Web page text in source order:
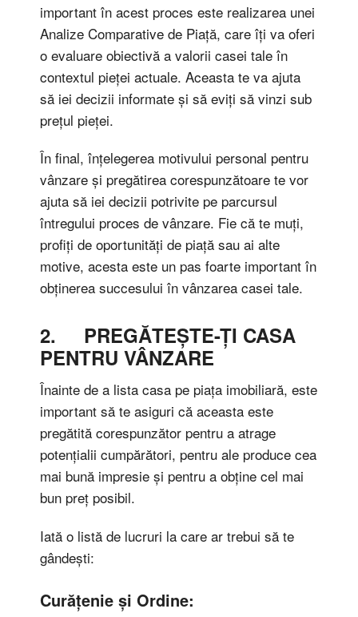
important în acest proces este realizarea unei
Analize Comparative de Piață, care îți va oferi
o evaluare obiectivă a valorii casei tale în
contextul pieței actuale. Aceasta te va ajuta
să iei decizii informate și să eviți să vinzi sub
prețul pieței.
În final, înțelegerea motivului personal pentru
vânzare și pregătirea corespunzătoare te vor
ajuta să iei decizii potrivite pe parcursul
întregului proces de vânzare. Fie că te muți,
profiți de oportunități de piață sau ai alte
motive, acesta este un pas foarte important în
obținerea succesului în vânzarea casei tale.
2. PREGĂTEȘTE-ȚI CASA
PENTRU VÂNZARE
Înainte de a lista casa pe piața imobiliară, este
important să te asiguri că aceasta este
pregătită corespunzător pentru a atrage
potențialii cumpărători, pentru ale produce cea
mai bună impresie și pentru a obține cel mai
bun preț posibil.
Iată o listă de lucruri la care ar trebui să te
gândești:
Curățenie și Ordine: